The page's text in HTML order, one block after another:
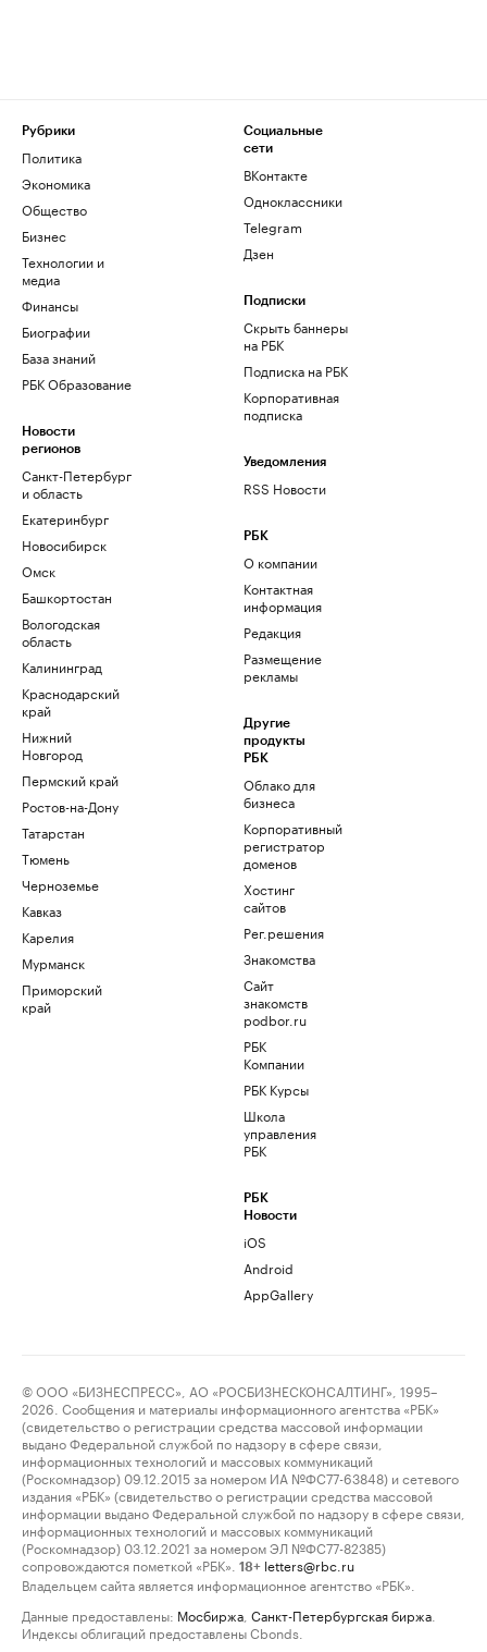
Рубрики
Политика
Экономика
Общество
Бизнес
Технологии и
медиа
Финансы
Биографии
База знаний
РБК Образование
Новости
регионов
Санкт-Петербург
и область
Екатеринбург
Новосибирск
Омск
Башкортостан
Вологодская
область
Калининград
Краснодарский
край
Нижний
Новгород
Пермский край
Ростов-на-Дону
Татарстан
Тюмень
Черноземье
Кавказ
Карелия
Мурманск
Приморский
край
Социальные
сети
ВКонтакте
Одноклассники
Telegram
Дзен
Подписки
Скрыть баннеры
на РБК
Подписка на РБК
Корпоративная
подписка
Уведомления
RSS Новости
РБК
О компании
Контактная
информация
Редакция
Размещение
рекламы
Другие
продукты
РБК
Облако для
бизнеса
Корпоративный
регистратор
доменов
Хостинг
сайтов
Рег.решения
Знакомства
Сайт
знакомств
podbor.ru
РБК
Компании
РБК Курсы
Школа
управления
РБК
РБК
Новости
iOS
Android
AppGallery
© ООО «БИЗНЕСПРЕСС», АО «РОСБИЗНЕСКОНСАЛТИНГ», 1995–
2026. Сообщения и материалы информационного агентства «РБК»
(свидетельство о регистрации средства массовой информации
выдано Федеральной службой по надзору в сфере связи,
информационных технологий и массовых коммуникаций
(Роскомнадзор) 09.12.2015 за номером ИА №ФС77-63848) и сетевого
издания «РБК» (свидетельство о регистрации средства массовой
информации выдано Федеральной службой по надзору в сфере связи,
информационных технологий и массовых коммуникаций
(Роскомнадзор) 03.12.2021 за номером ЭЛ №ФС77-82385)
сопровождаются пометкой «РБК».
18+ letters@rbc.ru
Владельцем сайта является информационное агентство «РБК».
Данные предоставлены: Мосбиржа Санкт-Петербургская биржа
Индексы облигаций предоставлены Cbonds.